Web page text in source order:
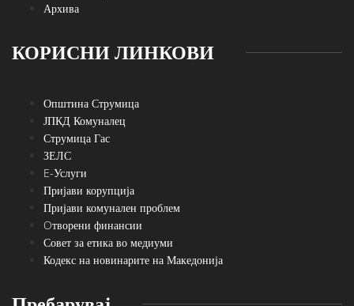
Архива
КОРИСНИ ЛИНКОВИ
Општина Струмица
ЈПКД Комуналец
Струмица Гас
ЗЕЛС
E-Услуги
Пријави корупција
Пријави комунален проблем
Oтворени финансии
Совет за етика во медиуми
Кодекс на новинарите на Македонија